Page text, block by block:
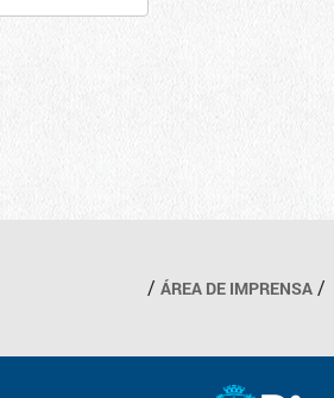
ÁREA DE IMPRENSA